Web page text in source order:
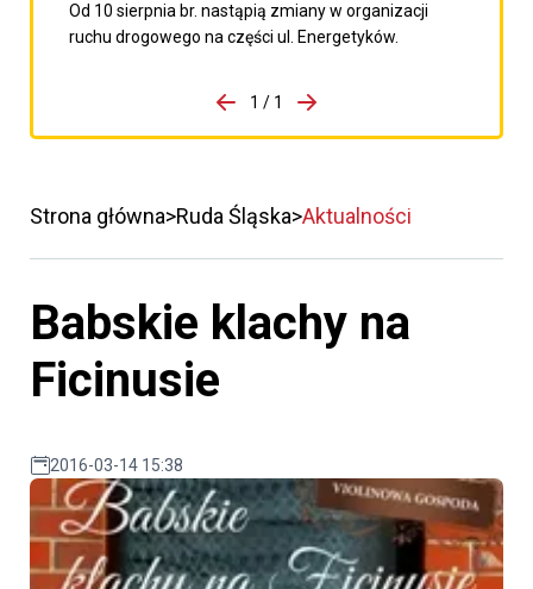
Od 10 sierpnia br. nastąpią zmiany w organizacji
ruchu drogowego na części ul. Energetyków.
porzpedniego komunikatu
1 / 1
Przejdź do następnego
Strona główna Ruda Śląska Aktualności
Babskie klachy na
Ficinusie
2016-03-14 15:38